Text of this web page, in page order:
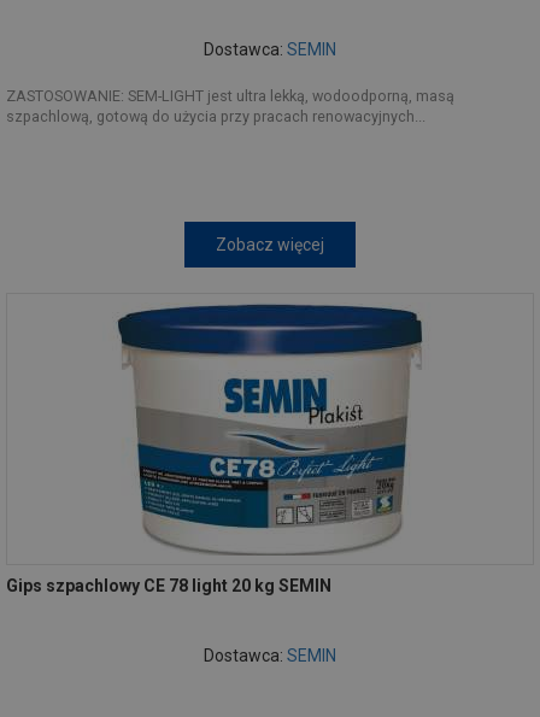
Dostawca: SEMIN
ZASTOSOWANIE: SEM-LIGHT jest ultra lekką, wodoodporną, masą
szpachlową, gotową do użycia przy pracach renowacyjnych...
Zobacz więcej
Gips szpachlowy CE 78 light 20 kg SEMIN
Dostawca: SEMIN